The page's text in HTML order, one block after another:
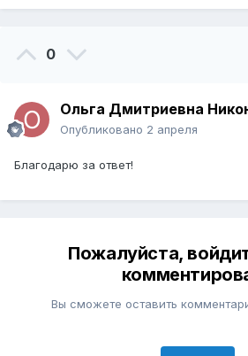
0
Ольга Дмитриевна
Опубликовано 2 апреля
Благодарю за ответ!
Пожалуйста,
Вы сможете оставить